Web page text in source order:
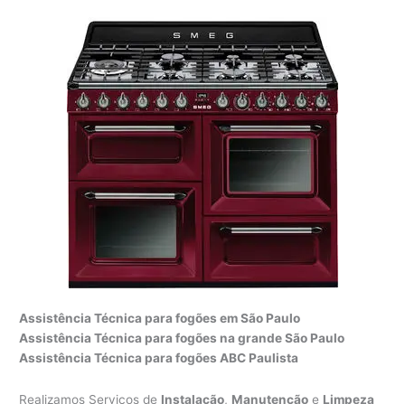
Assistência Técnica para fogões em São Paulo
Assistência Técnica para fogões na grande São Paulo
Assistência Técnica para fogões ABC Paulista
Realizamos Serviços de Instalação, Manutenção e Limpeza